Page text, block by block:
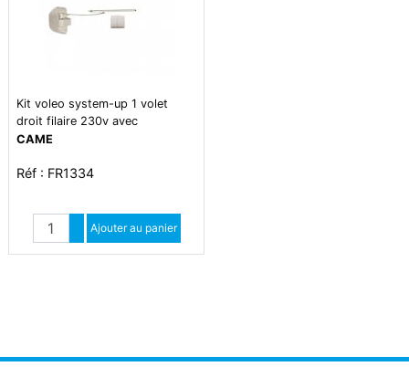
Kit voleo system-up 1 volet
droit filaire 230v avec
interrupteur
CAME
Réf : FR1334
Quantité
Augmenter quantité
Diminuer quantité
Ajouter au panier